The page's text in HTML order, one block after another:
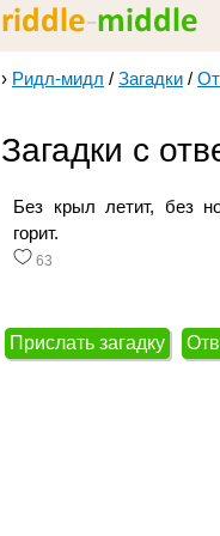
› Ридл-мидл / Загадки /
Загадки с
Без крыл летит, без
горит.
63
Прислать загадку